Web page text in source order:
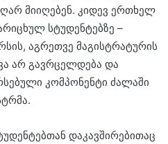
მიიღებენ. კიდევ ერთხელ
სტუდენტებზე –
აგრეთვე მაგისტრატურის
არ გავრცელდება და
კომპონენტი ძალაში
დაკავშირებითაც